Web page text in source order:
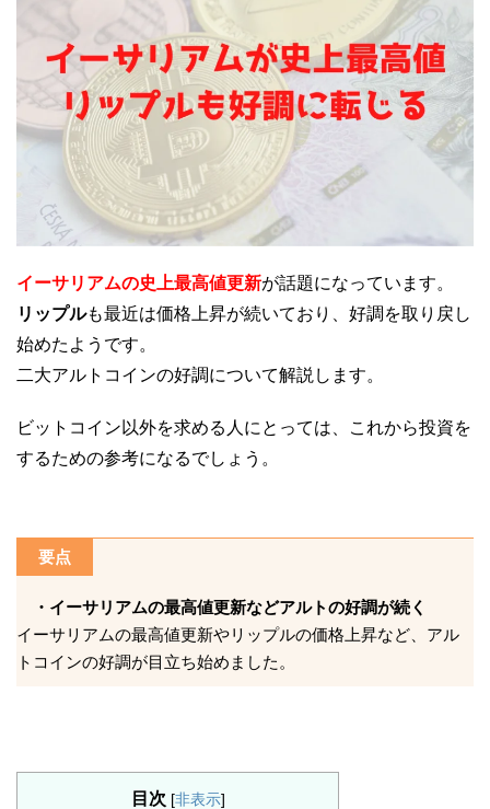
イーサリアムの史上最高値更新が話題になっています。
リップルも最近は価格上昇が続いており、好調を取り戻し
始めたようです。
二大アルトコインの好調について解説します。
ビットコイン以外を求める人にとっては、これから投資を
するための参考になるでしょう。
要点
・イーサリアムの最高値更新などアルトの好調が続く
イーサリアムの最高値更新やリップルの価格上昇など、アル
トコインの好調が目立ち始めました。
目次 [非表示]